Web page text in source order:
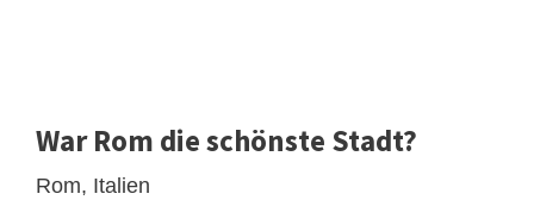
War Rom die schönste Stadt?
Rom, Italien